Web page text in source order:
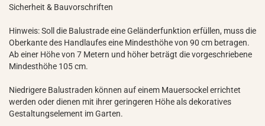
Sicherheit & Bauvorschriften
Hinweis: Soll die Balustrade eine Geländerfunktion erfüllen, muss die
Oberkante des Handlaufes eine Mindesthöhe von 90 cm betragen.
Ab einer Höhe von 7 Metern und höher beträgt die vorgeschriebene
Mindesthöhe 105 cm.
Niedrigere Balustraden können auf einem Mauersockel errichtet
werden oder dienen mit ihrer geringeren Höhe als dekoratives
Gestaltungselement im Garten.